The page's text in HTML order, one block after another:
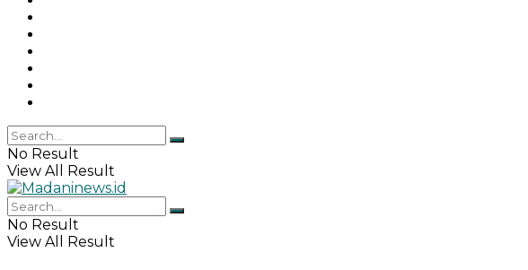
No Result
View All Result
No Result
View All Result